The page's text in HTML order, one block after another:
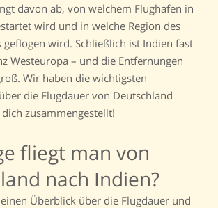
davon ab, von welchem Flughafen in
wird und in welche Region des
geflogen wird. Schließlich ist Indien fast
Westeuropa – und die Entfernungen
Wir haben die wichtigsten
die Flugdauer von Deutschland
zusammengestellt!
fliegt man von
nach Indien?
Überblick über die Flugdauer und